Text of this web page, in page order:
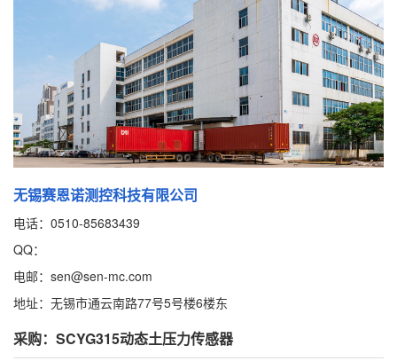
无锡赛恩诺测控科技有限公司
电话：0510-85683439
QQ：
电邮：sen@sen-mc.com
地址：无锡市通云南路77号5号楼6楼东
采购：SCYG315动态土压力传感器